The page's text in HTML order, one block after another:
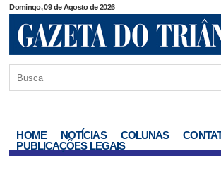
Domingo, 09 de Agosto de 2026
HOME NOTÍCIAS COLUNAS
PUBLICAÇÕES LEGAIS